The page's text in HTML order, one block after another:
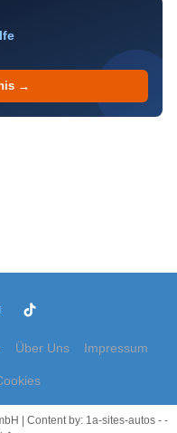
→
Über Uns Impressum
| Content by: 1a-sites-autos - -